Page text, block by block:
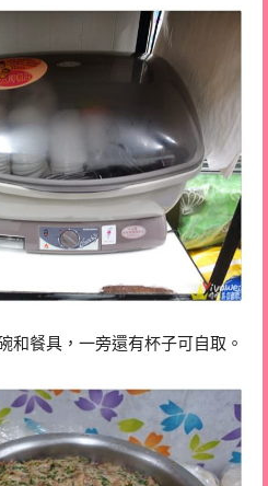
和餐具，一旁還有杯子可自取。